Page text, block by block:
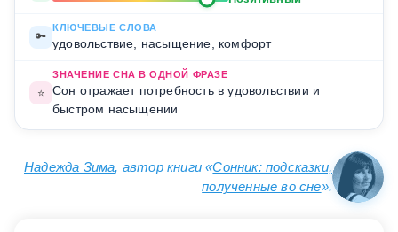
🔑
КЛЮЧЕВЫЕ СЛОВА
удовольствие, насыщение, комфорт
⭐
ЗНАЧЕНИЕ СНА В ОДНОЙ ФРАЗЕ
Сон отражает потребность в удовольствии и
быстром насыщении
Надежда Зима, автор книги «Сонник: подсказки,
полученные во сне».